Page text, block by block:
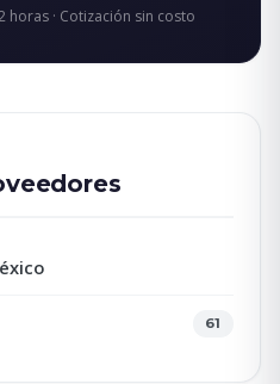
horas · Cotización sin costo
61